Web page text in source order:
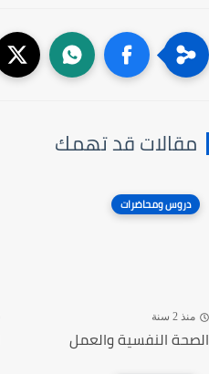
مقالات قد تهمك
دروس ومحاضرات
منذ 2 سنة
الصحة النفسية والعمل